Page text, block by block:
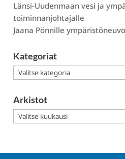
Länsi-Uudenmaan vesi ja
toiminnanjohtajalle
Jaana Pönnille
Kategoriat
Kategoriat
Arkistot
Arkistot